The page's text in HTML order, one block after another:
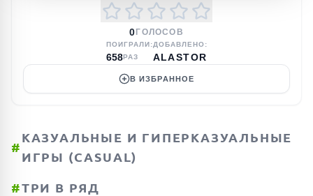
0 ГОЛОСОВ
ПОИГРАЛИ:
658РАЗ
ДОБАВЛЕНО:
ALASTOR
В ИЗБРАННОЕ
#
КАЗУАЛЬНЫЕ И ГИПЕРКАЗУАЛЬНЫЕ
ИГРЫ (CASUAL)
#ТРИ В РЯД